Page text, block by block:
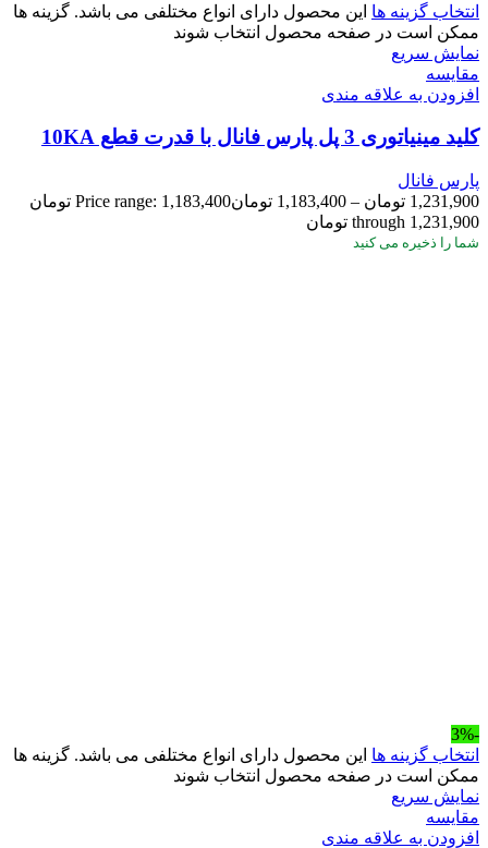
انتخاب گزینه ها این محصول دارای انواع مختلفی می باشد. گزینه ها
ممکن است در صفحه محصول انتخاب شوند
نمایش سریع
مقايسه
افزودن به علاقه مندی
کلید مینیاتوری 3 پل پارس فانال با قدرت قطع 10KA
پارس فانال
1,231,900 تومان –
1,183,400 تومان
Price range: 1,183,400 تومان
through 1,231,900 تومان
شما را ذخیره می کنید
-3%
انتخاب گزینه ها این محصول دارای انواع مختلفی می باشد. گزینه ها
ممکن است در صفحه محصول انتخاب شوند
نمایش سریع
مقايسه
افزودن به علاقه مندی